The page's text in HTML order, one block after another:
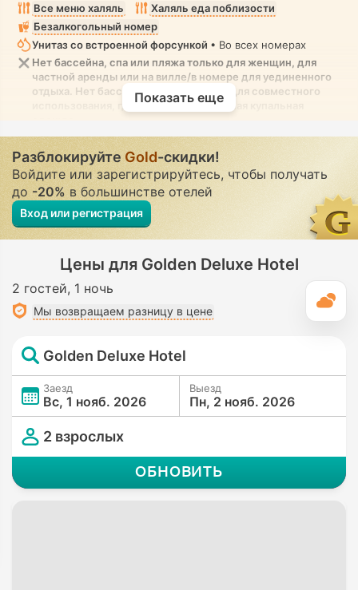
Все меню халяль
Халяль еда поблизости
Безалкогольный номер
Унитаз со встроенной форсункой • Во всех номерах
Нет бассейна, спа или пляжа только для женщин, для
частной аренды или на вилле/в номере для уединенного
отдыха. Нет бассейна, спа или пляжа для совместного
использования, где разрешена скромная купальная
Показать еще
Разблокируйте Gold-скидки!
Войдите или зарегистрируйтесь, чтобы получать
до -20% в большинстве отелей
Вход или регистрация
Цены для Golden Deluxe Hotel
2 гостей 1 ночь
Мы возвращаем разницу в цене
Golden Deluxe Hotel
Заезд
Вс, 1 нояб. 2026
Выезд
Пн, 2 нояб. 2026
2 взрослых
ОБНОВИТЬ